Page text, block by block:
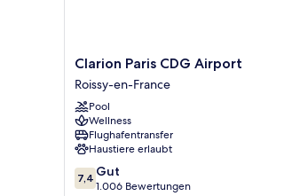
Clarion
Paris
CDG
Airport
Roissy-
en-
France
Clarion Paris CDG Airport
Roissy-en-France
Pool
Wellness
Flughafentransfer
Haustiere erlaubt
7.4
von
7,4 Gut
1.006 Bewertungen